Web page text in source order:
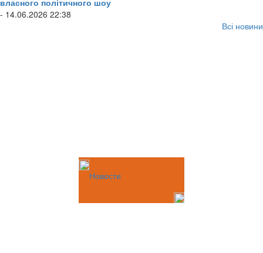
власного політичного шоу
- 14.06.2026 22:38
Всі новини
Новости